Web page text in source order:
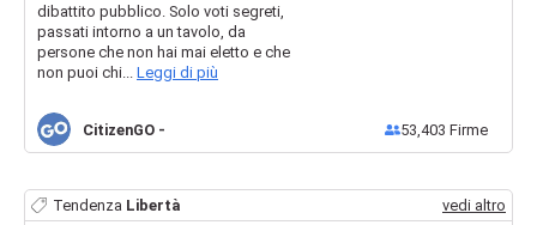
dibattito pubblico. Solo voti segreti,
passati intorno a un tavolo, da
persone che non hai mai eletto e che
non puoi chi... Leggi di più
CitizenGO - 53,403 Firme
Tendenza Libertà vedi altro